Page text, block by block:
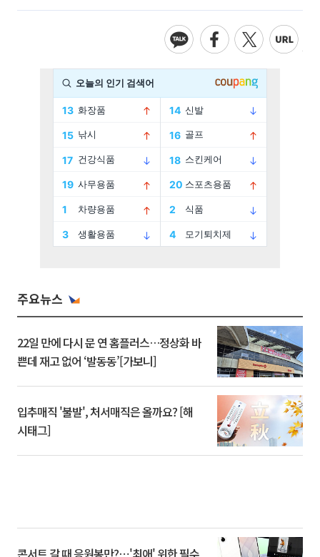
주요뉴스
22일 만에 다시 문 연 홈플러스…정상화 바
쁜데 재고 없어 ‘발동동’[가보니]
입추매직 '불발', 처서매직은 올까요? [해
시태그]